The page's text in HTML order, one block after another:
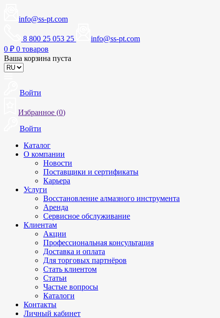
info@ss-pt.com
8 800 25 053 25
info@ss-pt.com
0 ₽ 0 товаров
Ваша корзина пуста
Войти
Избранное (0)
Войти
Каталог
О компании
Новости
Поставщики и сертификаты
Карьера
Услуги
Восстановление алмазного инструмента
Аренда
Сервисное обслуживание
Клиентам
Акции
Профессиональная консультация
Доставка и оплата
Для торговых партнёров
Стать клиентом
Статьи
Частые вопросы
Каталоги
Контакты
Личный кабинет